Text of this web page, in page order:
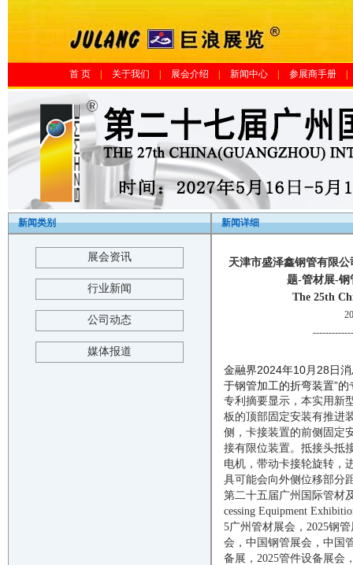
首 页 关于我们 展会介绍 新闻中心 参展商手册|
新闻类别
展会资讯
行业新闻
公司动态
媒体报道
新闻详细
天津市盛泽鑫钢管有限
题-管材展-钢
The 25th
金融界2024年10月28日
于钢管加工的折弯装置”
专利摘要显示，本实用新
板的顶部固定安装有推进
侧，卡接装置的前侧固定
接有限位装置。抵接头抵
电机，带动卡接轮旋转，
具可能会向外侧位移部分
第二十五届广州国际管材
cessing Equipment
5广州管材展会， 2025钢管
会，中国钢管展会，中国
备展， 2025管件设备展会